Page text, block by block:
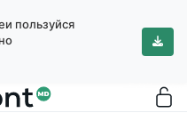
пользуйся